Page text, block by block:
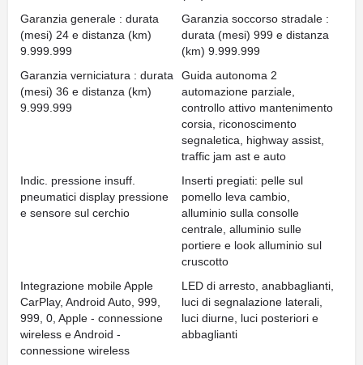
Garanzia generale : durata
(mesi) 24 e distanza (km)
9.999.999
Garanzia soccorso stradale :
durata (mesi) 999 e distanza
(km) 9.999.999
Garanzia verniciatura : durata
(mesi) 36 e distanza (km)
9.999.999
Guida autonoma 2
automazione parziale,
controllo attivo mantenimento
corsia, riconoscimento
segnaletica, highway assist,
traffic jam ast e auto
Indic. pressione insuff.
pneumatici display pressione
e sensore sul cerchio
Inserti pregiati: pelle sul
pomello leva cambio,
alluminio sulla consolle
centrale, alluminio sulle
portiere e look alluminio sul
cruscotto
Integrazione mobile Apple
CarPlay, Android Auto, 999,
999, 0, Apple - connessione
wireless e Android -
connessione wireless
LED di arresto, anabbaglianti,
luci di segnalazione laterali,
luci diurne, luci posteriori e
abbaglianti